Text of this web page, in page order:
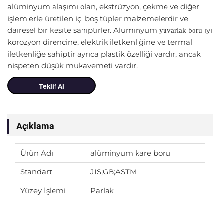
alüminyum alaşımı olan, ekstrüzyon, çekme ve diğer
işlemlerle üretilen içi boş tüpler malzemelerdir ve
dairesel bir kesite sahiptirler. Alüminyum yuvarlak boru iyi
korozyon direncine, elektrik iletkenliğine ve termal
iletkenliğe sahiptir ayrıca plastik özelliği vardır, ancak
nispeten düşük mukavemeti vardır.
Teklif Al
Açıklama
Ürün Adı
alüminyum kare boru
Standart
JIS;GB;ASTM
Yüzey İşlemi
Parlak